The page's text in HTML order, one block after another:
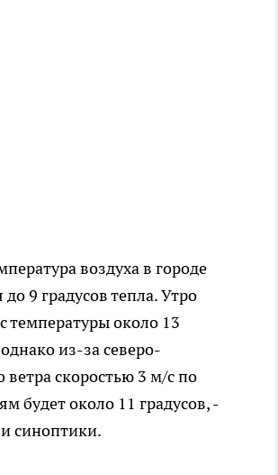
воздуха в городе
до 9 градусов тепла. Утро
температуры около 13
из-за северо-
ветра скоростью 3 м/с по
будет около 11 градусов, -
синоптики.